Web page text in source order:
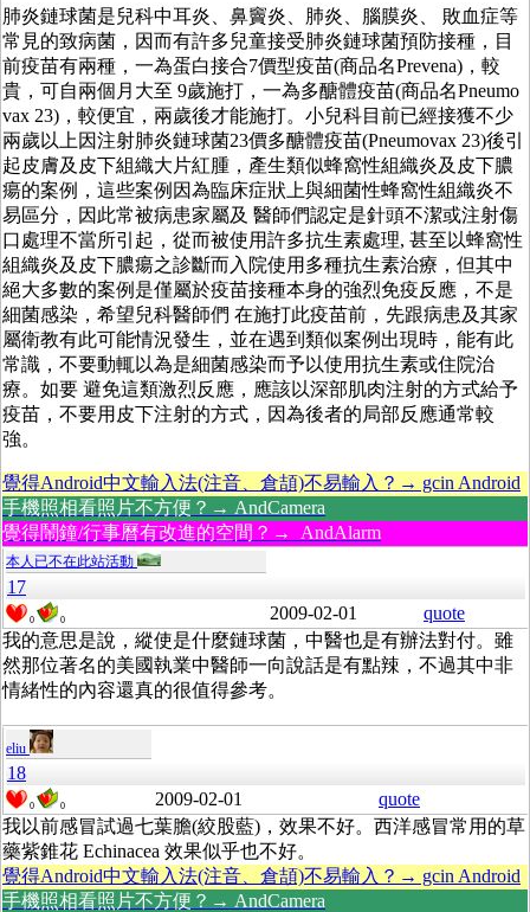
肺炎鏈球菌是兒科中耳炎、鼻竇炎、肺炎、腦膜炎、 敗血症等
常見的致病菌，因而有許多兒童接受肺炎鏈球菌預防接種，目
前疫苗有兩種，一為蛋白接合7價型疫苗(商品名Prevena)，較
貴，可自兩個月大至 9歲施打，一為多醣體疫苗(商品名Pneumo
vax 23)，較便宜，兩歲後才能施打。小兒科目前已經接獲不少
兩歲以上因注射肺炎鏈球菌23價多醣體疫苗(Pneumovax 23)後引
起皮膚及皮下組織大片紅腫，產生類似蜂窩性組織炎及皮下膿
瘍的案例，這些案例因為臨床症狀上與細菌性蜂窩性組織炎不
易區分，因此常被病患家屬及 醫師們認定是針頭不潔或注射傷
口處理不當所引起，從而被使用許多抗生素處理, 甚至以蜂窩性
組織炎及皮下膿瘍之診斷而入院使用多種抗生素治療，但其中
絕大多數的案例是僅屬於疫苗接種本身的強烈免疫反應，不是
細菌感染，希望兒科醫師們 在施打此疫苗前，先跟病患及其家
屬衛教有此可能情況發生，並在遇到類似案例出現時，能有此
常識，不要動輒以為是細菌感染而予以使用抗生素或住院治
療。如要 避免這類激烈反應，應該以深部肌肉注射的方式給予
疫苗，不要用皮下注射的方式，因為後者的局部反應通常較
強。
覺得Android中文輸入法(注音、倉頡)不易輸入？→ gcin Android
手機照相看照片不方便？→ AndCamera
覺得鬧鐘/行事曆有改進的空間？→ AndAlarm
本人已不在此站活動
17
0 0 2009-02-01
quote
我的意思是說，縱使是什麼鏈球菌，中醫也是有辦法對付。雖
然那位著名的美國執業中醫師一向說話是有點辣，不過其中非
情緒性的內容還真的很值得參考。
eliu
18
0 0 2009-02-01
quote
我以前感冒試過七葉膽(絞股藍) ，效果不好。西洋感冒常用的草
藥紫錐花 Echinacea 效果似乎也不好。
覺得Android中文輸入法(注音、倉頡)不易輸入？→ gcin Android
手機照相看照片不方便？→ AndCamera